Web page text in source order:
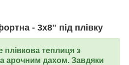
- 3х8" під плівку
плівкова теплиця з
арочним дахом. Завдяки